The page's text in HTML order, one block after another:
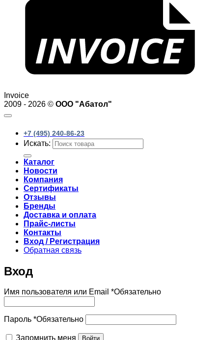
Invoice
2009 - 2026 © ООО "Абатол"
+7 (495) 240-86-23
Искать:
Каталог
Новости
Компания
Сертификаты
Отзывы
Бренды
Доставка и оплата
Прайс-листы
Контакты
Вход / Регистрация
Обратная связь
Вход
Имя пользователя или Email *Обязательно
Пароль *Обязательно
Запомнить меня Войти